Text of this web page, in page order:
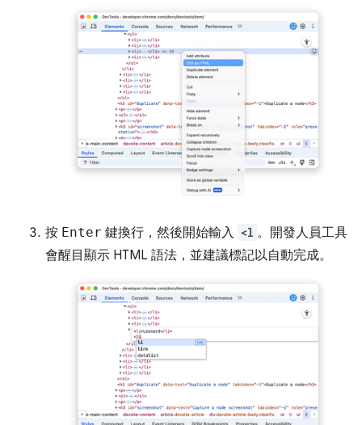
按 Enter 鍵換行，然後開始輸入 <l 。開發人員工具
會醒目顯示 HTML 語法，並建議標記以自動完成。